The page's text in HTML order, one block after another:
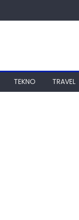
TEKNO TRAVEL